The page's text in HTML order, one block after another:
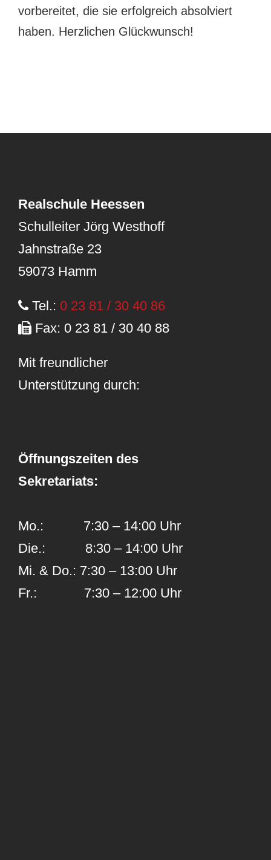
vorbereitet, die sie erfolgreich absolviert
haben. Herzlichen Glückwunsch!
Realschule Heessen
Schulleiter Jörg Westhoff
Jahnstraße 23
59073 Hamm
Tel.: 0 23 81 / 30 40 86
Fax: 0 23 81 / 30 40 88
Mit freundlicher
Unterstützung durch:
Öffnungszeiten des
Sekretariats:
Mo.: 7:30 – 14:00 Uhr
Die.: 8:30 – 14:00 Uhr
Mi. & Do.: 7:30 – 13:00 Uhr
Fr.: 7:30 – 12:00 Uhr